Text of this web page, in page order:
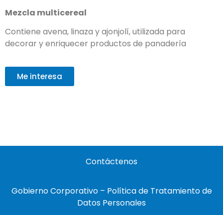
Mezcla multicereal
Contiene avena, linaza y ajonjolí, utilizada para
decorar y enriquecer productos de panadería
Me interesa
Contáctenos
Gobierno Corporativo – Política de Tratamiento de
Datos Personales